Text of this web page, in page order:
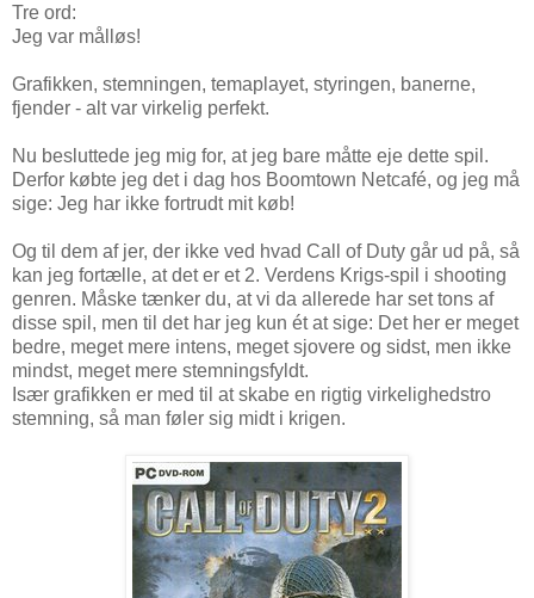
Tre ord:
Jeg var målløs!
Grafikken, stemningen, temaplayet, styringen, banerne,
fjender - alt var virkelig perfekt.
Nu besluttede jeg mig for, at jeg bare måtte eje dette spil.
Derfor købte jeg det i dag hos Boomtown Netcafé, og jeg må
sige: Jeg har ikke fortrudt mit køb!
Og til dem af jer, der ikke ved hvad Call of Duty går ud på, så
kan jeg fortælle, at det er et 2. Verdens Krigs-spil i shooting
genren. Måske tænker du, at vi da allerede har set tons af
disse spil, men til det har jeg kun ét at sige: Det her er meget
bedre, meget mere intens, meget sjovere og sidst, men ikke
mindst, meget mere stemningsfyldt.
Især grafikken er med til at skabe en rigtig virkelighedstro
stemning, så man føler sig midt i krigen.